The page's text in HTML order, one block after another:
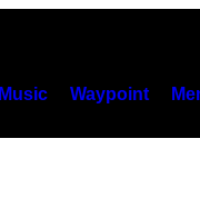
Music Waypoint